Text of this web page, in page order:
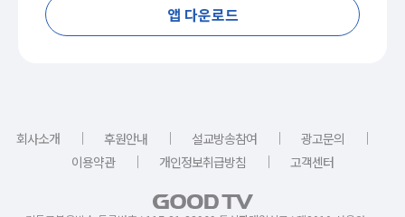
앱 다운로드
회사소개 ｜ 후원안내 ｜ 설교방송참여 ｜ 광고문의
｜
이용약관
｜ 개인정보취급방침 ｜ 고객센터